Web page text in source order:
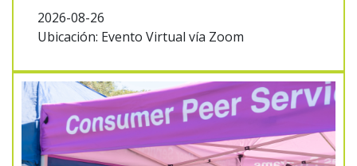
2026-08-26
Ubicación: Evento Virtual vía Zoom